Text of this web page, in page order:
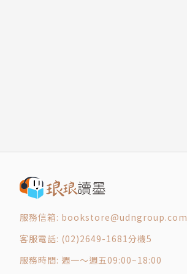
服務信箱: bookstore@udngroup.com
客服電話: (02)2649-1681分機5
服務時間: 週一～週五09:00~18:00